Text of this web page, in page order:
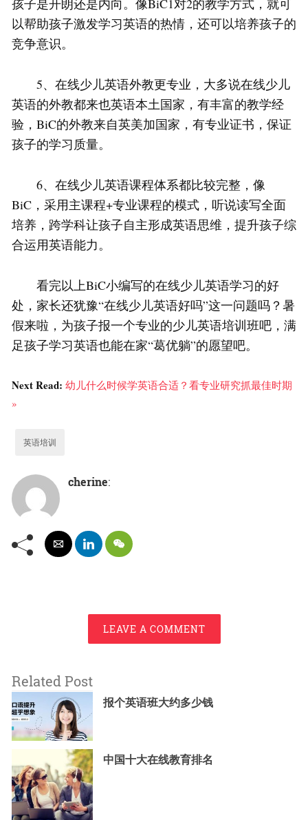
孩子是开朗还是内向。像BiC1对2的教学方式，就可
以帮助孩子激发学习英语的热情，还可以培养孩子的
竞争意识。
5、在线少儿英语外教更专业，大多说在线少儿
英语的外教都来也英语本土国家，有丰富的教学经
验，BiC的外教来自英美加国家，有专业证书，保证
孩子的学习质量。
6、在线少儿英语课程体系都比较完整，像
BiC，采用主课程+专业课程的模式，听说读写全面
培养，跨学科让孩子自主形成英语思维，提升孩子综
合运用英语能力。
看完以上BiC小编写的在线少儿英语学习的好
处，家长还犹豫“在线少儿英语好吗”这一问题吗？暑
假来啦，为孩子报一个专业的少儿英语培训班吧，满
足孩子学习英语也能在家“葛优躺”的愿望吧。
Next Read: 幼儿什么时候学英语合适？看专业研究抓最佳时期
»
英语培训
cherine:
LEAVE A COMMENT
Related Post
报个英语班大约多少钱
中国十大在线教育排名